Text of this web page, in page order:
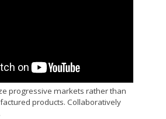
progressive markets rather than
products. Collaboratively